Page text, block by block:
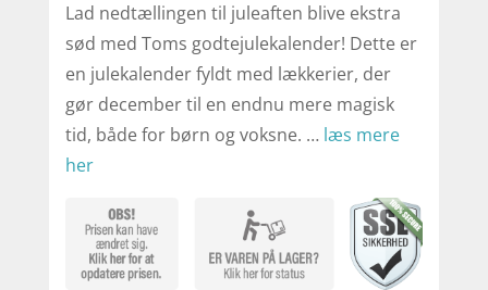
Lad nedtællingen til juleaften blive ekstra
sød med Toms godtejulekalender! Dette er
en julekalender fyldt med lækkerier, der
gør december til en endnu mere magisk
tid, både for børn og voksne. … læs mere
her